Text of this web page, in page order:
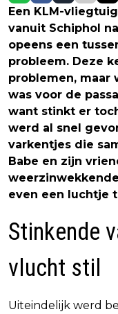
Een KLM-
vanuit Schiphol
opeens een
probleem. Deze
problemen,
was voor de
want stinkt er
werd al snel
varkentjes die
Babe en zijn
even een luchtje
Stinkende
vlucht stil
Uiteindelijk werd